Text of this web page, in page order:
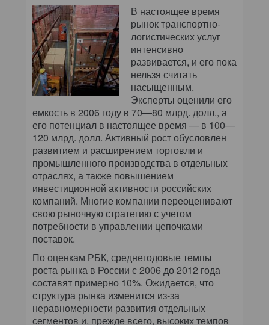
В настоящее время
рынок транспортно-
логистических услуг
интенсивно
развивается, и его пока
нельзя считать
насыщенным.
Эксперты оценили его
емкость в 2006 году в 70—80 млрд. долл., а
его потенциал в настоящее время — в 100—
120 млрд. долл. Активный рост обусловлен
развитием и расширением торговли и
промышленного производства в отдельных
отраслях, а также повышением
инвестиционной активности российских
компаний. Многие компании переоценивают
свою рыночную стратегию с учетом
потребности в управлении цепочками
поставок.
По оценкам РБК, среднегодовые темпы
роста рынка в России с 2006 до 2012 года
составят примерно 10%. Ожидается, что
структура рынка изменится из-за
неравномерности развития отдельных
сегментов и, прежде всего, высоких темпов